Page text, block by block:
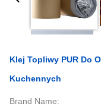
Klej Topliwy PUR Do
Kuchennych
Brand Name: